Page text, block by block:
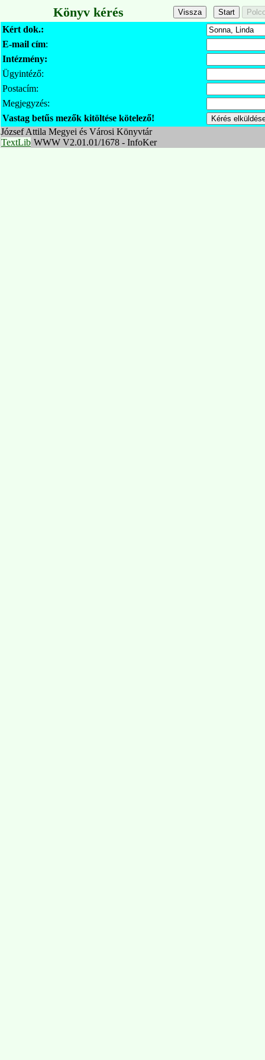
Könyv kérés
Kért dok.:
E-mail cím:
Intézmény:
Ügyintéző:
Postacím:
Megjegyzés:
Vastag betűs mezők kitöltése kötelező!
József Attila Megyei és Városi Könyvtár
TextLib WWW V2.01.01/1678 - InfoKer